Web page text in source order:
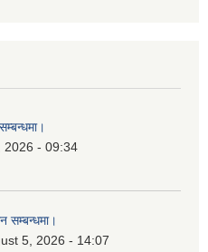
2026 - 09:34
सम्बन्धमा।
5, 2026 - 14:07